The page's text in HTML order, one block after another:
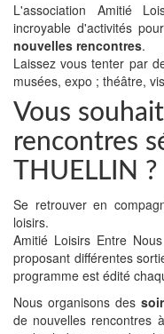
L'association Amitié
incroyable d'activités
nouvelles rencontres.
Laissez vous tenter par
musées, expo ; théâtre,
Vous
rencontres
THUELLIN ?
Se retrouver en
loisirs.
Amitié Loisirs Entre
proposant différentes
programme est édité
Nous organisons des
de nouvelles rencontres